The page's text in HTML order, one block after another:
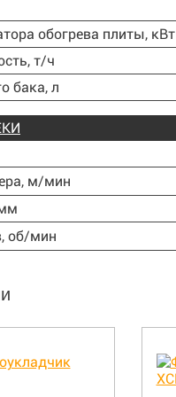
обогрева плиты, кВт
т/ч
бака, л
м/мин
об/мин